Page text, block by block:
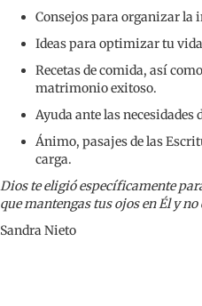
Kids,
Chosen
quantity
Consejos para organizar la
Ideas para optimizar tu
Recetas de comida, así
matrimonio exitoso.
Ayuda ante las necesidades
Ánimo, pasajes de las
carga.
Dios te eligió específicamente
que mantengas tus ojos en Él y
Sandra Nieto